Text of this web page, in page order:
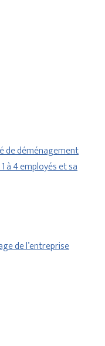
de déménagement
à 4 employés et sa
de l’entreprise